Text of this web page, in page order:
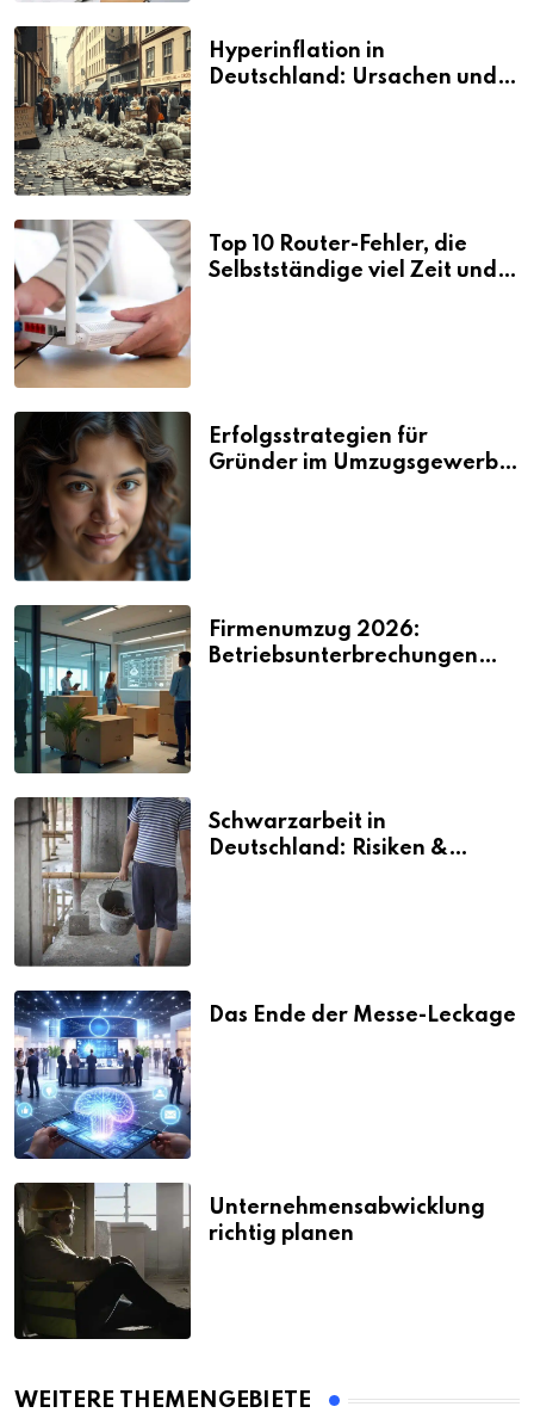
Hyperinflation in
Deutschland: Ursachen und
Top 10 Router-Fehler, die
Selbstständige viel Zeit und
Erfolgsstrategien für
Gründer im Umzugsgewerbe
Firmenumzug 2026:
Betriebsunterbrechungen
Schwarzarbeit in
Deutschland: Risiken &
Das Ende der Messe-Leckage
Unternehmensabwicklung
richtig planen
WEITERE THEMENGEBIETE